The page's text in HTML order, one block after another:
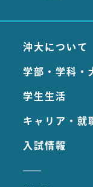
沖大について
学部・学科・
学生生活
キャリア・就
入試情報